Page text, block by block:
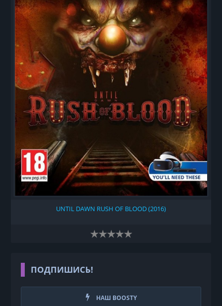
UNTIL DAWN RUSH OF BLOOD (2016)
ПОДПИШИСЬ!
НАШ BOOSTY